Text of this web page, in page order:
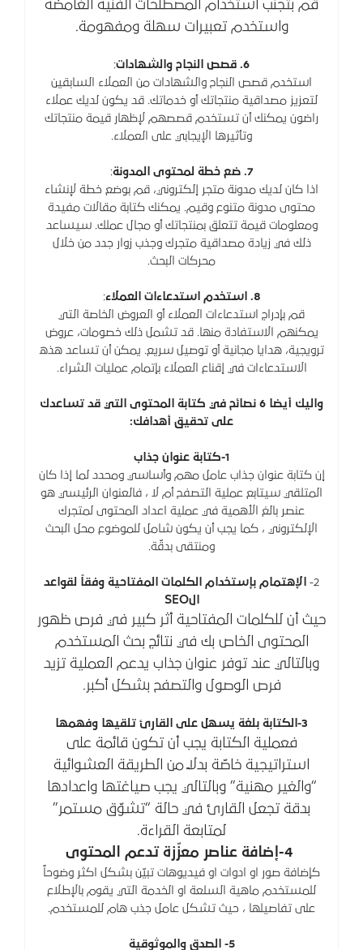
قم بتجنب استخدام المصطلحات الفنية الغامضة
واستخدم تعبيرات سهلة ومفهومة.
6. قصص النجاح والشهادات
:
استخدم قصص النجاح والشهادات من العملاء السابقين
لتعزيز مصداقية منتجاتك أو خدماتك. قد يكون لديك عملاء
راضون يمكنك أن تستخدم قصصهم لإظهار قيمة منتجاتك
وتأثيرها الإيجابي على العملاء.
7. ضع خطة لمحتوى المدونة
:
اذا كان لديك مدونة متجر إلكتروني، قم بوضع خطة لإنشاء
محتوى مدونة متنوع وقيم. يمكنك كتابة مقالات مفيدة
ومعلومات قيمة تتعلق بمنتجاتك أو مجال عملك. سيساعد
ذلك في زيادة مصداقية متجرك وجذب زوار جدد من خلال
محركات البحث.
8. استخدم استدعاءات العملاء
:
قم بإدراج استدعاءات العملاء أو العروض الخاصة التي
يمكنهم الاستفادة منها. قد تشمل ذلك خصومات، عروض
ترويجية، هدايا مجانية أو توصيل سريع. يمكن أن تساعد هذه
الاستدعاءات في إقناع العملاء بإتمام عمليات الشراء.
واليك أيضا 6 نصائح في كتابة المحتوى التي قد تساعدك
على تحقيق أهدافك:
1-كتابة عنوان جذاب
إن كتابة عنوان جذاب عامل مهم وأساسي ومحدد لما إذا كان
المتلقي سيتابع عملية التصفح أم لا ، فالعنوان الرئيسي هو
عنصر بالغ الأهمية في عملية اعداد المحتوى لمتجرك
الإلكتروني ، كما يجب أن يكون شامل للموضوع محل البحث
ومنتقى بدقّة.
2-
الإهتمام بإستخدام الكلمات المفتاحية وفقاً لقواعد
الSEO
حيث أن للكلمات المفتاحية أثر كبير في فرص ظهور
المحتوى الخاص بك في نتائج بحث المستخدم
وبالتالي عند توفر عنوان جذاب يدعم العملية تزيد
فرص الوصول والتصفح بشكل أكبر.
3-الكتابة بلغة يسهل على القارئ تلقيها وفهمها
فعملية الكتابة يجب أن تكون قائمة على
استراتيجية خاصّة بدلاً من الطريقة العشوائية
“والغير مهنية” وبالتالي يجب صياغتها واعدادها
بدقة تجعل القارئ في حالة “تشوّق مستمر”
لمتابعة القراءة.
كإضافة صور او ادوات او فيديوهات تبيّن بشكل اكثر وضوحاً
للمستخدم ماهية السلعة او الخدمة التي يقوم بالإطلاع
على تفاصيلها ، حيث تشكل عامل جذب هام للمستخدم.
5- الصدق والموثوقية